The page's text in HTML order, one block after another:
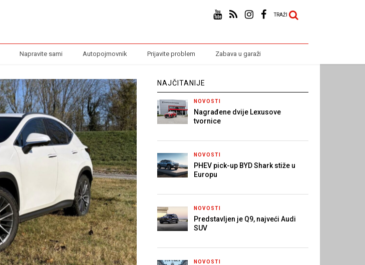
TRAŽI
Napravite sami Autopojmovnik Prijavite problem Zabava u garaži
NAJČITANIJE
NOVOSTI
Nagrađene dvije Lexusove
tvornice
NOVOSTI
PHEV pick-up BYD Shark stiže u
Europu
NOVOSTI
Predstavljen je Q9, najveći Audi
SUV
NOVOSTI